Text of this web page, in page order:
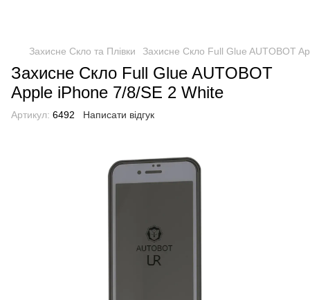
Захисне Скло та Плівки Захисне Скло Full Glue AUTOBOT
Захисне Скло Full Glue AUTOBOT
Apple iPhone 7/8/SE 2 White
Артикул: 6492 Написати відгук